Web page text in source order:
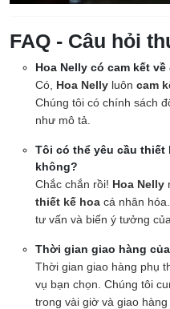
FAQ - Câu hỏi
Hoa Nelly có cam kết
Có, Hoa Nelly luôn cam
Chúng tôi có chính sách
như mô tả.
Tôi có thể yêu cầu thiết
không?
Chắc chắn rồi! Hoa Nelly
thiết kế hoa cá nhân
tư vấn và biến ý tưởng
Thời gian giao hàng
Thời gian giao hàng phụ
vụ bạn chọn. Chúng tôi
trong vài giờ và giao